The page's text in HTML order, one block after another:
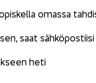
omas­sa
saat
heti